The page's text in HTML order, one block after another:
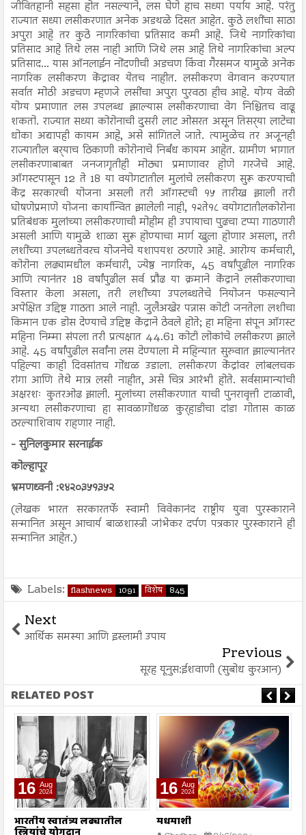
जीवितहानी सहसा होत नसल्याने, लस घेणे हाच सध्या पर्याय आहे. परंतु
राज्यात सध्या लसीकरणात अनेक अडथळे दिसत आहेत. कुठे लशींचा साठा
अपुरा आहे तर कुठे नागरिकांचा प्रतिसाद कमी आहे. जिथे नागरिकांचा
प्रतिसाद आहे तिथे लस नाही आणि जिथे लस आहे तिथे नागरिकांचा अल्प
प्रतिसाद... यास ऑनलाईन नोंदणीची अडचण किंवा गैरसमज यामुळे अनेक
नागरिक लसीकरण केंद्रावर येतच नाहीत. लसीकरण वेगवान करण्यात
सर्वात मोठी अडचण म्हणजे लसींचा अपुरा पुरवठा हीच आहे. योग्य वेळी
योग्य प्रमाणात लस उपलब्ध झाल्यास लसीकरणाचा वेग निश्चितच वाढू
शकतो. राज्यात सध्या कोरोनाची दुसरी लाट ओसरत असून तिसर्‍या लाटेचा
धोका अद्यापही कायम आहे, असे सांगितले जाते. त्यामुळेच तर अजूनही
राज्यातील बर्‍याच ठिकाणी कोरोनाचे निर्बंध कायम आहेत. ग्रामीण भागात
लसीकरणाबाबत जनजागृतीही मोठ्या प्रमाणावर होणे गरजेचे आहे.
ऑगस्टपासून 12 ते 18 या वयोगटातील मुलांचे लसीकरण सुरू करण्याची
केंद्र सरकारची योजना असली तरी ऑगस्टची १५ तारीख झाली तरी
घोषणेप्रमाणे योजना कार्यान्वित झालेली नाही, १२ते१८ वयोगटातीलकोरोना
प्रतिबंधक मुलांच्या लसीकरणाची मोहीम ही उपायाचा पुढचा टप्पा गाठणारी
असली आणि यामुळे शाळा सुरू होण्याचा मार्ग खुला होणार असला, तरी
लशींच्या उपलब्धतेवरच योजनेचे यशापयश ठरणारे आहे. आरोग्य कर्मचारी,
कोरोना लढ्यामधील कर्मचारी, ज्येष्ठ नागरिक, 45 वर्षांपुढील नागरिक
आणि त्यानंतर 18 वर्षांपुढील सर्व प्रौढ या क्रमाने केंद्राने लसीकरणाचा
विस्तार केला असला, तरी लशींच्या उपलब्धतेचे नियोजन फसल्याने
अपेक्षित उद्दिष्ट गाठता आले नाही. जुलैअखेर पन्नास कोटी जनतेला लशीचा
किमान एक डोस देण्याचे उद्दिष्ट केंद्राने ठेवले होते; हा महिना संपून ऑगस्ट
महिना निम्मा संपला तरी प्रत्यक्षात 44.61 कोटी लोकांचे लसीकरण झाले
आहे. 45 वर्षांपुढील सर्वांना लस देण्याला मे महिन्यात सुरुवात झाल्यानंतर
पहिल्या काही दिवसांतच गोंधळ उडाला. लसीकरण केंद्रांवर लांबलचक
रांगा आणि तेथे मात्र लसी नाहीत, असे चित्र आरंभी होते. सर्वसामान्यांची
अक्षरशः कुतरओढ झाली. मुलांच्या लसीकरणात याची पुनरावृत्ती टाळावी,
अन्यथा लसीकरणाचा हा सावळागोंधळ कुर्‍हाडीचा दांडा गोतास काळ
ठरल्याशिवाय राहणार नाही.
- सुनिलकुमार सरनाईक
कोल्हापूर
भ्रमणध्वनी :९४२०३५१३५२
(लेखक भारत सरकारतर्फे स्वामी विवेकानंद राष्ट्रीय युवा पुरस्काराने
सन्मानित असून आचार्य बाळशास्त्री जांभेकर दर्पण पत्रकार पुरस्काराने ही
सन्मानित आहेत.)
Labels: flashnews 1091 विशेष 845
Next
आर्थिक समस्या आणि इस्लामी उपाय
Previous
सूरह यूनुस:ईशवाणी (सुबोध कुरआन)
RELATED POST
16 Aug
2024
भारतीय स्वातंत्र्य लढ्यातील
16 Aug
2024
मधमाशी